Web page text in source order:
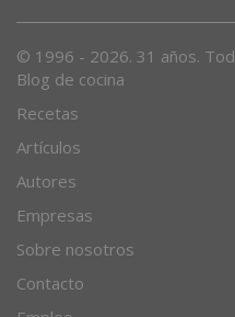
© 1996 - 2026. 31 años.
Blog de cocina
Recetas
Artículos
Autores
Empresas
Sobre nosotros
Contacto